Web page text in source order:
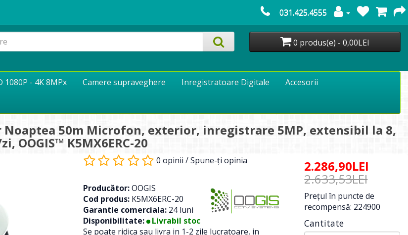
031.425.4555
0 produs(e) - 0,00LEI
- 4K 8MPx Camere supraveghere Inregistratoare Digitale
Accesorii
Noaptea 50m Microfon, exterior, inregistrare 5MP, extensibil la 8,
OOGIS™ K5MX6ERC-20
0 opinii /Spune-ţi opinia
Producător:OOGIS
Cod produs: K5MX6ERC-20
Garantie comerciala: 24 luni
Disponibilitate:
Livrabil stoc
Se poate ridica sau livra in 1-2 zile lucratoare, in
2.286,90LEI
2.633,53LEI
Preţul în puncte de
recompensă: 224900
Cantitate